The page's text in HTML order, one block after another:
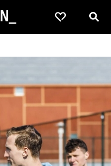
Favorieten